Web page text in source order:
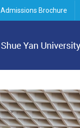
Admissions Brochure